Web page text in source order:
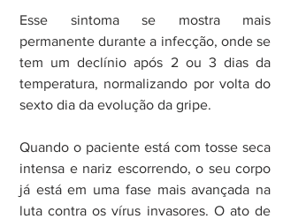
Esse sintoma se mostra mais
permanente durante a infecção, onde se
tem um declínio após 2 ou 3 dias da
temperatura, normalizando por volta do
sexto dia da evolução da gripe.
Quando o paciente está com tosse seca
intensa e nariz escorrendo, o seu corpo
já está em uma fase mais avançada na
luta contra os vírus invasores. O ato de